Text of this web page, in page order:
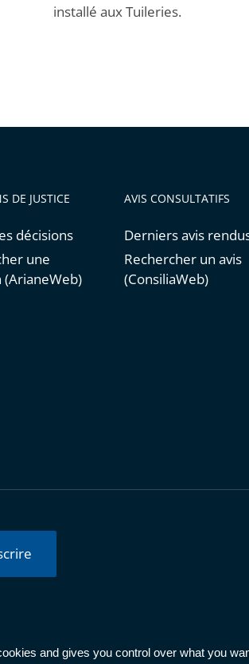
and gives you control over what you
installé aux Tuileries.
DE JUSTICE
décisions
une
(ArianeWeb)
AVIS CONSULTATIFS
Derniers avis
Rechercher un avis
(ConsiliaWeb)